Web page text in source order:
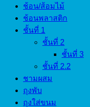
ช้อน/ส้อมไม้
ช้อนพลาสติก
ชั้นที่ 1
ชั้นที่ 2
ชั้นที่ 3
ชั้นที่ 2.2
ชามผสม
ถุงพับ
ถุงใส่ขนม